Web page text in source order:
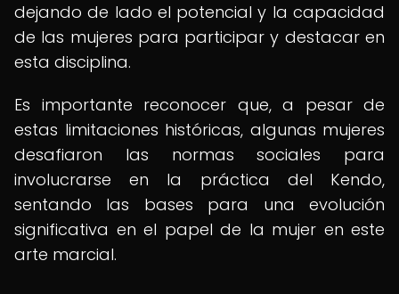
dejando de lado el potencial y la capacidad
de las mujeres para participar y destacar en
esta disciplina.
Es importante reconocer que, a pesar de
estas limitaciones históricas, algunas mujeres
desafiaron las normas sociales para
involucrarse en la práctica del Kendo,
sentando las bases para una evolución
significativa en el papel de la mujer en este
arte marcial.